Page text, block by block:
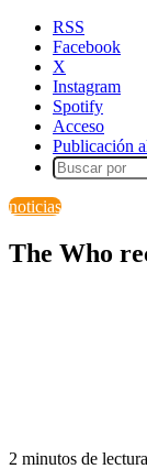
RSS
Facebook
X
Instagram
Spotify
Acceso
Publicación
noticias
The Who
2 minutos de lectura